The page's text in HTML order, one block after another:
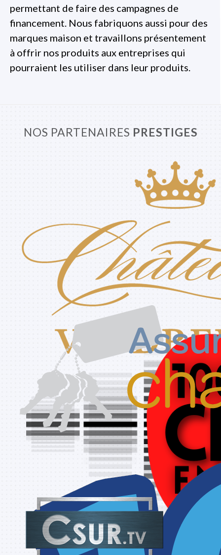
permettant de faire des campagnes de
financement. Nous fabriquons aussi pour des
marques maison et travaillons présentement
à offrir nos produits aux entreprises qui
pourraient les utiliser dans leur produits.
NOS PARTENAIRES PRESTIGES